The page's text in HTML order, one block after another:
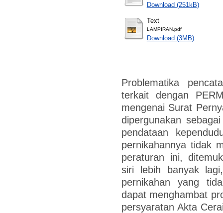
Download (251kB)
Text
LAMPIRAN.pdf
Download (3MB)
Problematika
terkait dengan
mengenai Surat
dipergunakan
pendataan
pernikahannya tidak
peraturan ini,
siri lebih banyak
pernikahan yang
dapat menghambat
persyaratan Akta